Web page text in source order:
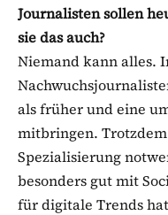
Journalisten sollen
sie das auch?
Niemand kann alles.
als früher und eine
mitbringen. Trotzdem
Spezialisierung
besonders gut mit
für digitale Trends